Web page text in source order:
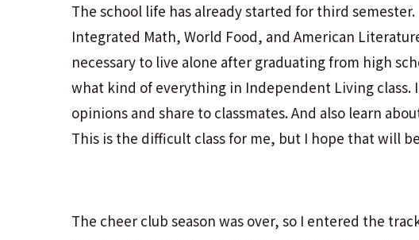
The school life has already started for third
Integrated Math, World Food, and American
necessary to live alone after graduating from high
what kind of everything in Independent Living class.
opinions and share to classmates. And also learn
This is the difficult class for me, but I hope that will
The cheer club season was over, so I entered the